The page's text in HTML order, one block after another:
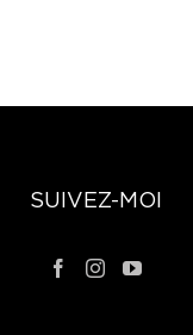
SUIVEZ-MOI